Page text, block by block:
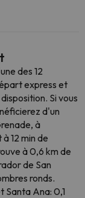
des 12
express et
Si vous
d'un
à
12 min de
à 0,6 km de
de San
ronds.
Santa Ana: 0,1